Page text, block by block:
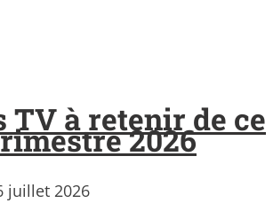
TV à retenir de ce
2026
juillet 2026